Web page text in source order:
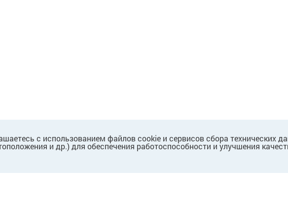
с использованием файлов cookie и сервисов сбора технических
и др.) для обеспечения работоспособности и улучшения